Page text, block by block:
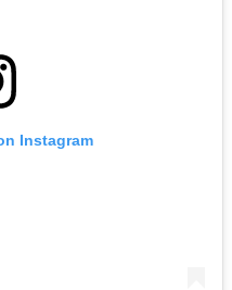
Instagram